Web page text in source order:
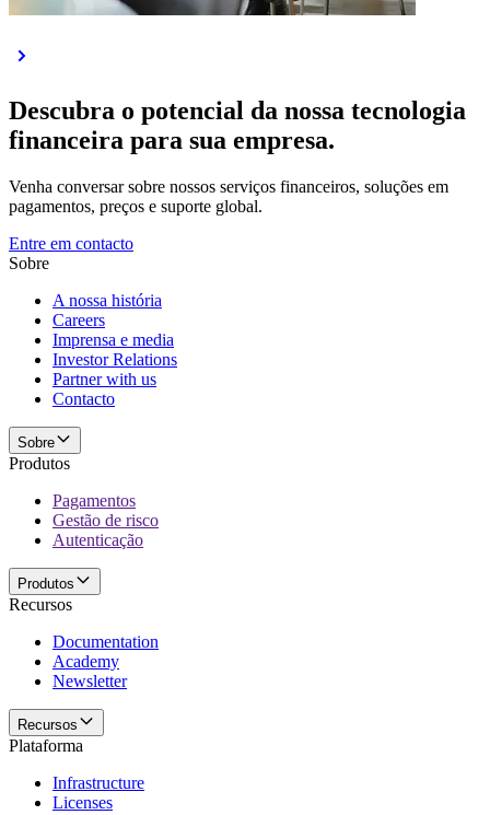
Descubra o potencial da nossa tecnologia
financeira para sua empresa.
Venha conversar sobre nossos serviços financeiros, soluções em
pagamentos, preços e suporte global.
Entre em contacto
Sobre
A nossa história
Careers
Imprensa e media
Investor Relations
Partner with us
Contacto
Sobre
Produtos
Pagamentos
Gestão de risco
Autenticação
Produtos
Recursos
Documentation
Academy
Newsletter
Recursos
Plataforma
Infrastructure
Licenses